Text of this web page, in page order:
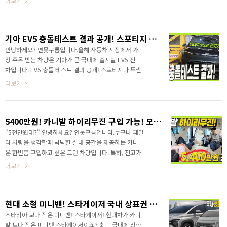
이 3분할 구조였죠. 달리고 있는 기존 스타리아를 보면,
한 줄의 DR..
니발 과 비교해도 뛰어넘을만큼 높은 상품성을 자랑하는
지커가 만든 009&nbsp;&nbsp;"> 지커는 국내 진출을
대부분의 준비가 완료된 것으로 알려졌으며, 국내 출시만
확정하면 되는 단계라고 하죠? 과연 전기 미니밴인 지커
009가 국내에 출시될 수 있을까요?실물로 지커 009를
시 예정인 지커가 만든 00..
기아 EV5 충돌테스트 결과 공개! 스포티지 만한 사이즈에 실내는 쏘렌토만한 전기차!
안녕하세요? 연못구름입니다.올해 자동차 시장에서 가
장 주목 받는 차량은 기아가 곧 국내에 출시할 EV5 전기
차입니다. EV5 충돌 테스트 결과 공개! 스포티지나 투싼
만한 크기에 실내 공간은 쏘렌토나 싼타페와 비교될 정
세단 같아서 뭔가 아쉽다면 EV5는 분명한 대안이 될 것
공개가 얼마남지 않았죠? 그렇다면 #EV5 를 구입할까
고민하시는 분들도 많은데.. 자동차 안정성인 충돌테스
트 결과는 출시가 되고 최소 6개월 부터 1년 정도가 되
어야 공개됩니다. 그래서 최근 타스만의 충돌테스트 결
국에 먼저 출시되었지만 중국 충돌 테스트 결과..
더보기
5400만원! 카니발 하이리무진 구입 가능! 모르면 후회! 눈으로 "품질"을 직접 확인해 보세요! #M리무진 #carnival #highroof #limousine #kia
"5천만원대?" 안녕하세요? 연못구름입니다.누구나 패밀
리 차량을 생각할때 넉넉한 실내 공간을 제공하는 카니발
은 한번쯤 구입하고 싶은 그런 차량입니다. 특히, 전고가
높은 하이리무진은 카니발 중에서도 "끝판왕 미니밴" 이
은 그런 차량인데요! 그런데 1억이 조금 안되는 가격은...
말입니다! 만약에 카니발 9인승을 구입하고 사업자 혜택
인 부가세 환급을 받는다는 조건으로 5400만원(차값 포
함)이라면 어떨까요? 5400만원! 카니발 하이리무진 구
더보기
현대 소형 미니밴! 스타게이저 국내 상표권 등록! 진짜 나올 수 있을까? 어떤 차량?
스타리아 보다 작은 미니밴! 스타게이저! 현대차가 카니
발 보다 작은 미니밴 스타게이저이죠? 최근 국내에 상표